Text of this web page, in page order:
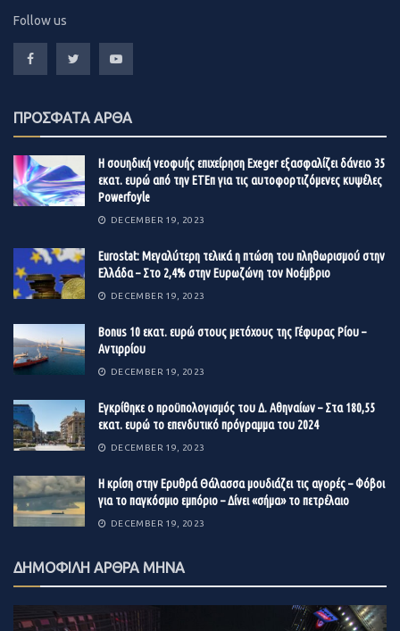
Follow us
ΠΡΟΣΦΑΤΑ ΑΡΘΑ
Η σουηδική νεοφυής επιχείρηση Exeger εξασφαλίζει δάνειο 35
εκατ. ευρώ από την ΕΤΕπ για τις αυτοφορτιζόμενες κυψέλες
Powerfoyle
DECEMBER 19, 2023
Eurostat: Μεγαλύτερη τελικά η πτώση του πληθωρισμού στην
Ελλάδα – Στο 2,4% στην Ευρωζώνη τον Νοέμβριο
DECEMBER 19, 2023
Βonus 10 εκατ. ευρώ στους μετόχους της Γέφυρας Ρίου –
Αντιρρίου
DECEMBER 19, 2023
Εγκρίθηκε ο προϋπολογισμός του Δ. Αθηναίων – Στα 180,55
εκατ. ευρώ το επενδυτικό πρόγραμμα του 2024
DECEMBER 19, 2023
Η κρίση στην Ερυθρά Θάλασσα μουδιάζει τις αγορές – Φόβοι
για το παγκόσμιο εμπόριο – Δίνει «σήμα» το πετρέλαιο
DECEMBER 19, 2023
ΔΗΜΟΦΙΛΗ ΑΡΘΡΑ ΜΗΝΑ